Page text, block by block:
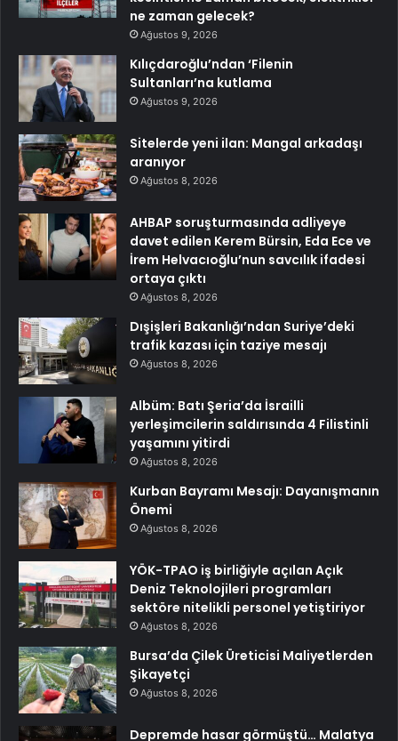
ne zaman gelecek?
Ağustos 9, 2026
Kılıçdaroğlu’ndan ‘Filenin
Sultanları’na kutlama
Ağustos 9, 2026
Sitelerde yeni ilan: Mangal arkadaşı
aranıyor
Ağustos 8, 2026
AHBAP soruşturmasında adliyeye
davet edilen Kerem Bürsin, Eda Ece ve
İrem Helvacıoğlu’nun savcılık ifadesi
ortaya çıktı
Ağustos 8, 2026
Dışişleri Bakanlığı’ndan Suriye’deki
trafik kazası için taziye mesajı
Ağustos 8, 2026
Albüm: Batı Şeria’da İsrailli
yerleşimcilerin saldırısında 4 Filistinli
yaşamını yitirdi
Ağustos 8, 2026
Kurban Bayramı Mesajı: Dayanışmanın
Önemi
Ağustos 8, 2026
YÖK-TPAO iş birliğiyle açılan Açık
Deniz Teknolojileri programları
sektöre nitelikli personel yetiştiriyor
Ağustos 8, 2026
Bursa’da Çilek Üreticisi Maliyetlerden
Şikayetçi
Ağustos 8, 2026
Depremde hasar görmüştü… Malatya